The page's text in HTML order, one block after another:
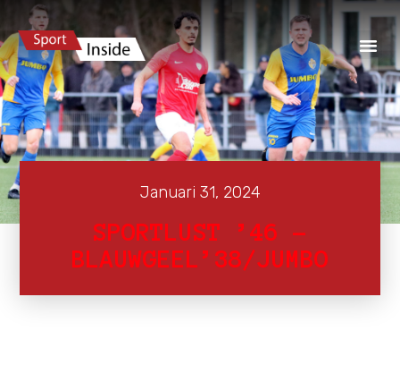
Januari 31, 2024
SPORTLUST ’46 –
BLAUWGEEL’38/JUMBO